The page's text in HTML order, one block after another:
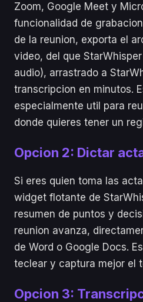
Zoom, Google Meet y
funcionalidad de
de la reunion, exporta el
video, del que
audio), arrastrado a
transcripcion en minutos.
especialmente util para
donde quieres tener un
Opcion 2: Dictar
Si eres quien toma las
widget flotante de
resumen de puntos y
reunion avanza,
de Word o Google Docs.
teclear y captura mejor el
Opcion 3: